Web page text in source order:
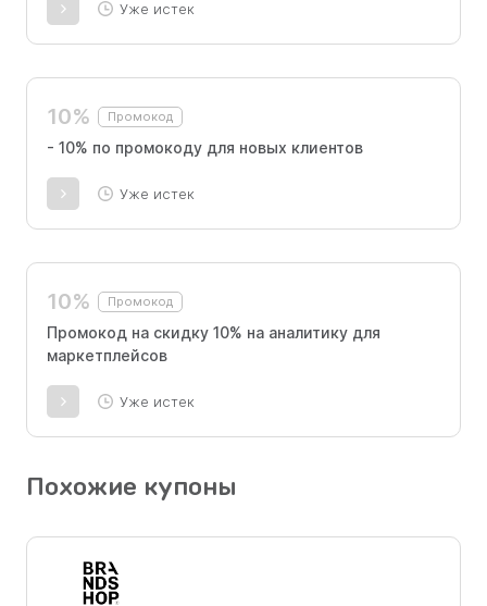
Уже истек
10% Промокод
- 10% по промокоду для новых клиентов
Уже истек
10% Промокод
Промокод на скидку 10% на аналитику для
маркетплейсов
Уже истек
Похожие купоны